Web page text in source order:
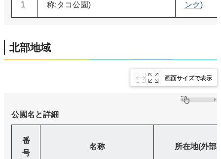
1
称:タコ公園)
ンク)
北部地域
画面サイズで表示
公園名と詳細
番
号
名称 所在地(外部